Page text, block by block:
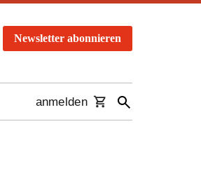
Newsletter abonnieren
anmelden